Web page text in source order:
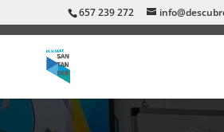
657 239 272